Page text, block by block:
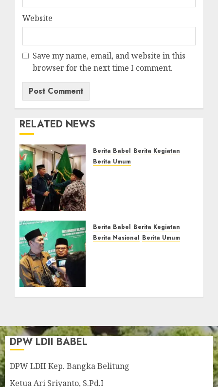
Website
Save my name, email, and website in this
browser for the next time I comment.
RELATED NEWS
Berita Babel Berita Kegiatan
Berita Umum
JULY 24, 2026 0
Berita Babel Berita Kegiatan
Berita Nasional Berita Umum
DPW LDII BABEL
DPW LDII Kep. Bangka Belitung
Ketua Ari Sriyanto, S.Pd.I